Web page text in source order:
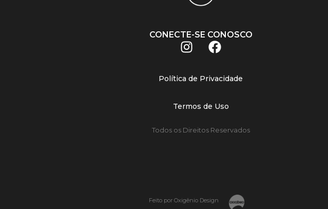
CONECTE-SE CONOSCO
Política de Privacidade
Termos de Uso
Todos os Direitos Reservados
Feito por Oxigênio Design